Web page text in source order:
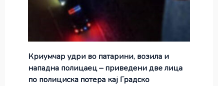
Криумчар удри во патарини, возила и
нападна полицаец – приведени две лица
по полициска потера кај Градско